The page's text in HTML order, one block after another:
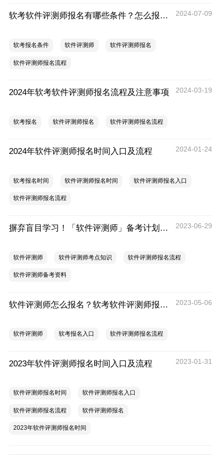
软考软件评测师报名有哪些条件？怎么报名？ 2024-07-09
软考报名条件 软件评测师 软件评测师报名
软件评测师报名流程
2024年软考软件评测师报名流程及注意事项 2024-03-19
软考报名 软件评测师报名 软件评测师报名流程
2024年软件评测师报名时间入口及流程 2024-01-24
软考报名时间 软件评测师报名时间 软件评测师报名入口
软件评测师报名流程
摒弃盲目学习！「软件评测师」备考计划助你事半功倍！ 2023-06-29
软件评测师 软件评测师考点知识 软件评测师报名流程
软件评测师备考资料
软件评测师怎么报名？软考软件评测师报名流程简介 2023-05-06
软件评测师 软考报名入口 软件评测师报名流程
2023年软件评测师报名时间入口及流程 2023-01-31
软件评测师报名时间 软件评测师报名入口
软件评测师报名流程 软件评测师报名
2023年软件评测师报名时间